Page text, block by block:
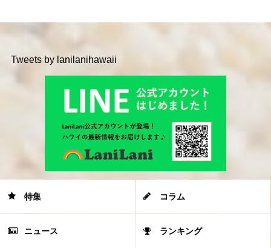
Tweets by lanilanihawaii
特集 コラム
ニュース ランキング